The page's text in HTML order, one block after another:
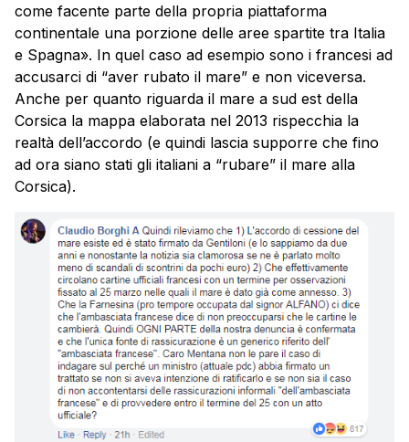
come facente parte della propria piattaforma
continentale una porzione delle aree spartite tra Italia
e Spagna». In quel caso ad esempio sono i francesi ad
accusarci di “aver rubato il mare” e non viceversa.
Anche per quanto riguarda il mare a sud est della
Corsica la mappa elaborata nel 2013 rispecchia la
realtà dell’accordo (e quindi lascia supporre che fino
ad ora siano stati gli italiani a “rubare” il mare alla
Corsica).